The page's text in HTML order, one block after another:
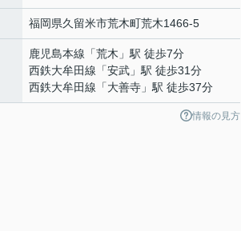
福岡県久留米市荒木町荒木1466-5
鹿児島本線 「荒木 」駅 徒歩7分
西鉄大牟田線 「安武 」駅 徒歩31分
西鉄大牟田線 「大善寺 」駅 徒歩37分
情報の見方